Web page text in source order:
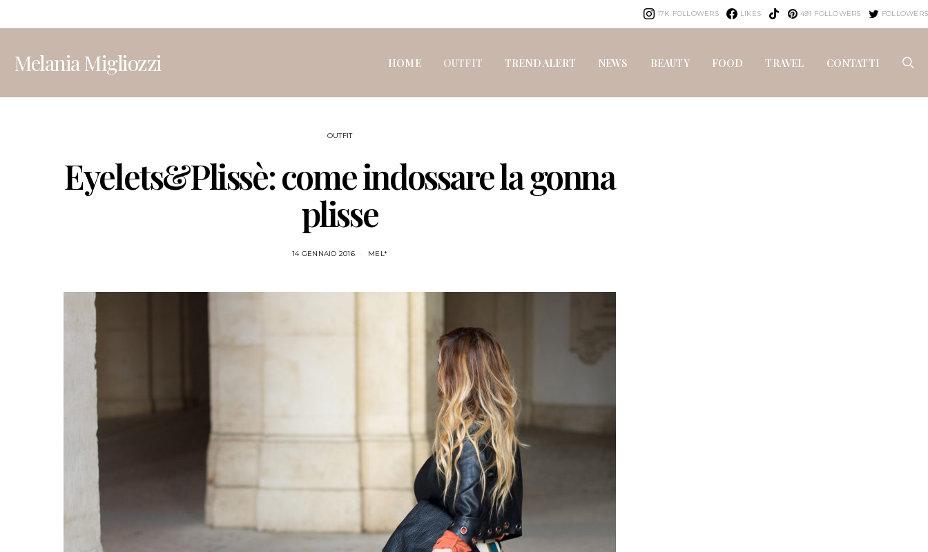
17K FOLLOWERS LIKES 491 FOLLOWERS FOLLOWERS
Melania Migliozzi HOME OUTFIT TREND ALERT NEWS BEAUTY FOOD TRAVEL CONTATTI
OUTFIT
Eyelets&Plissè: come indossare la gonna
plisse
14 GENNAIO 2016 MEL*